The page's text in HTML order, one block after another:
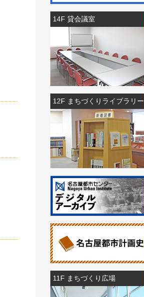
14F 貸会議室
12F まちづくりライブラリー
11F まちづくり広場